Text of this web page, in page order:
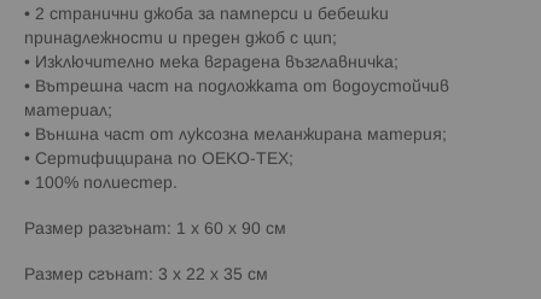
• 2 странични джоба за памперси и бебешки
принадлежности и преден джоб с цип;
• Изключително мека вградена възглавничка;
• Вътрешна част на подложката от водоустойчив
материал;
• Външна част от луксозна меланжирана материя;
• Сертифицирана по OEKO-TEX;
• 100% полиестер.
Размер разгънат: 1 x 60 x 90 см
Размер сгънат: 3 x 22 x 35 см